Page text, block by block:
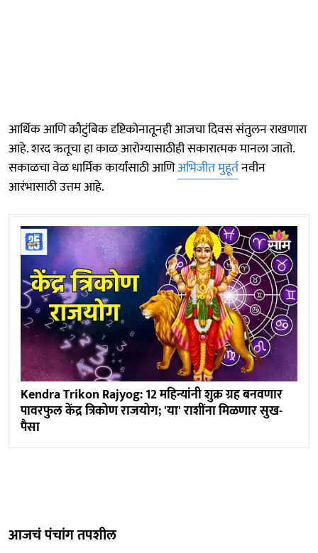
आर्थिक आणि कौटुंबिक दृष्टिकोनातूनही आजचा दिवस संतुलन राखणारा
आहे. शरद ऋतूचा हा काळ आरोग्यासाठीही सकारात्मक मानला जातो.
सकाळचा वेळ धार्मिक कार्यांसाठी आणिअभिजीत मुहूर्तनवीन
आरंभासाठी उत्तम आहे.
Kendra Trikon Rajyog: 12 महिन्यांनी शुक्र ग्रह बनवणार
पावरफुल केंद्र त्रिकोण राजयोग; 'या' राशींना मिळणार सुख-
पैसा
आजचं पंचांग तपशील